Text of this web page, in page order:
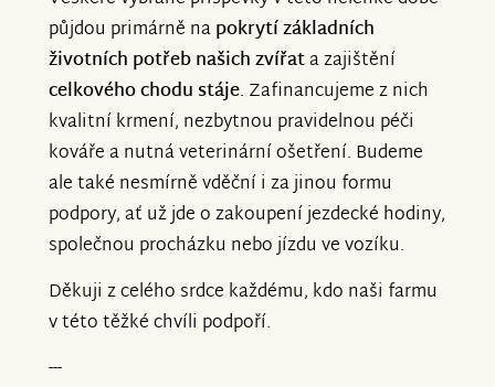
půjdou primárně napokrytí základních
životních potřeb našich zvířata zajištění
celkového chodu stáje. Zafinancujeme z nich
kvalitní krmení, nezbytnou pravidelnou péči
kováře a nutná veterinární ošetření. Budeme
ale také nesmírně vděční i za jinou formu
podpory, ať už jde o zakoupení jezdecké hodiny,
společnou procházku nebo jízdu ve vozíku.
Děkuji z celého srdce každému, kdo naši farmu
v této těžké chvíli podpoří.
---